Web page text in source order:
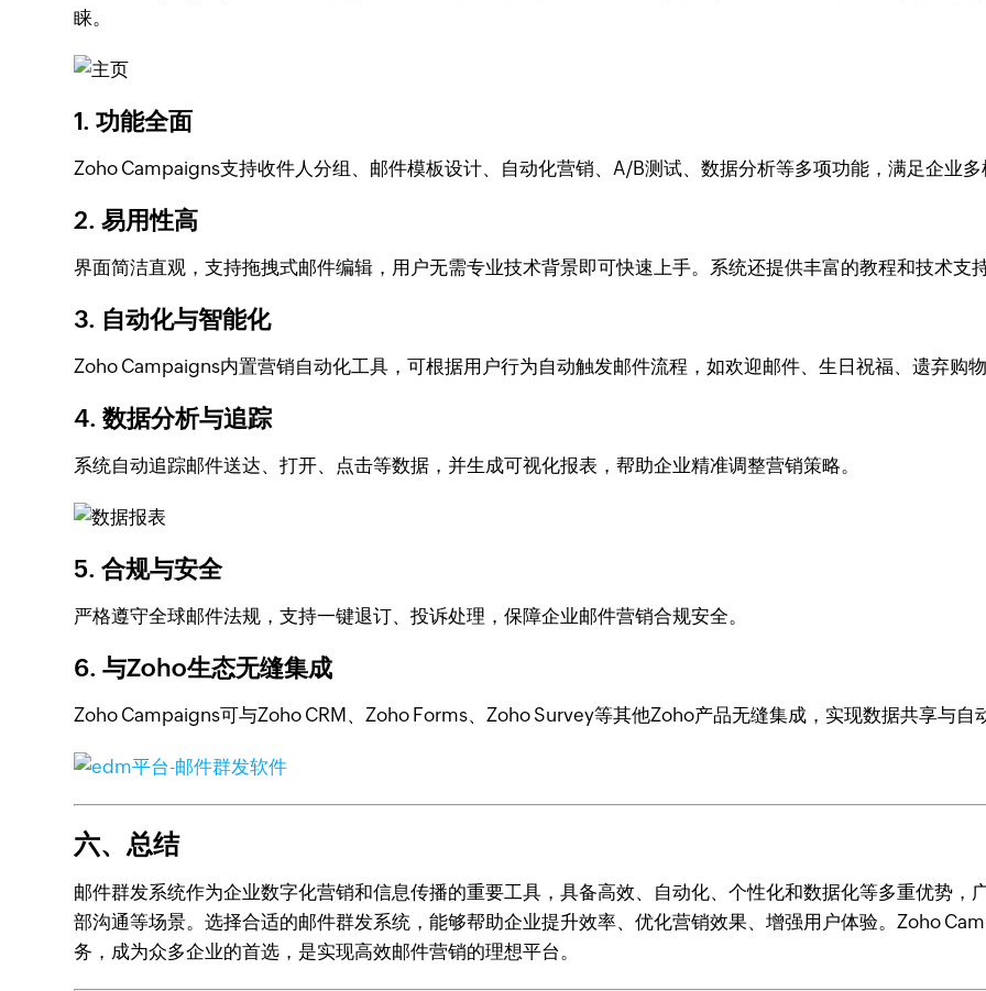
睐。
1. 功能全面
Zoho Campaigns支持收件人分组、邮件模板设计、自动化营销、A/B测试、数据分析等多项功能，满足企业多
2. 易用性高
界面简洁直观，支持拖拽式邮件编辑，用户无需专业技术背景即可快速上手。系统还提供丰富的教程和技术支持
3. 自动化与智能化
Zoho Campaigns内置营销自动化工具，可根据用户行为自动触发邮件流程，如欢迎邮件、生日祝福、遗弃购
4. 数据分析与追踪
系统自动追踪邮件送达、打开、点击等数据，并生成可视化报表，帮助企业精准调整营销策略。
5. 合规与安全
严格遵守全球邮件法规，支持一键退订、投诉处理，保障企业邮件营销合规安全。
6. 与Zoho生态无缝集成
Zoho Campaigns可与Zoho CRM、Zoho Forms、Zoho Survey等其他Zoho产品无缝集成，实现数据共享与自
六、总结
邮件群发系统作为企业数字化营销和信息传播的重要工具，具备高效、自动化、个性化和数据化等多重优势，
部沟通等场景。选择合适的邮件群发系统，能够帮助企业提升效率、优化营销效果、增强用户体验。Zoho
务，成为众多企业的首选，是实现高效邮件营销的理想平台。